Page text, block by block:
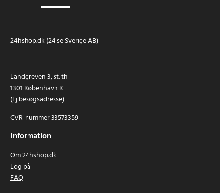
24hshop.dk (24 se Sverige AB)
Landgreven 3, st. th
1301 København K
(Ej besøgsadresse)
CVR-nummer 33573359
Information
Om 24hshop.dk
Log på
FAQ